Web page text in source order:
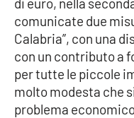
Sanità
Società
Sport
comunicate due
Calabria”, con una
con un contributo a
per tutte le piccole
molto modesta che
problema